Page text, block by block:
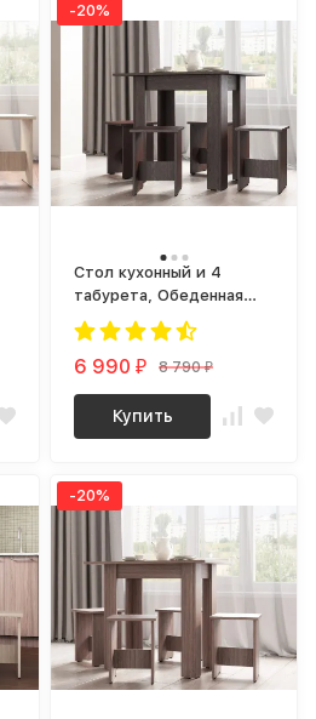
-20%
Стол кухонный и 4
табурета, Обеденная
группа ОГ-01 ЛДСП дуб
венге
6 990₽ 8 790₽
Купить
-20%